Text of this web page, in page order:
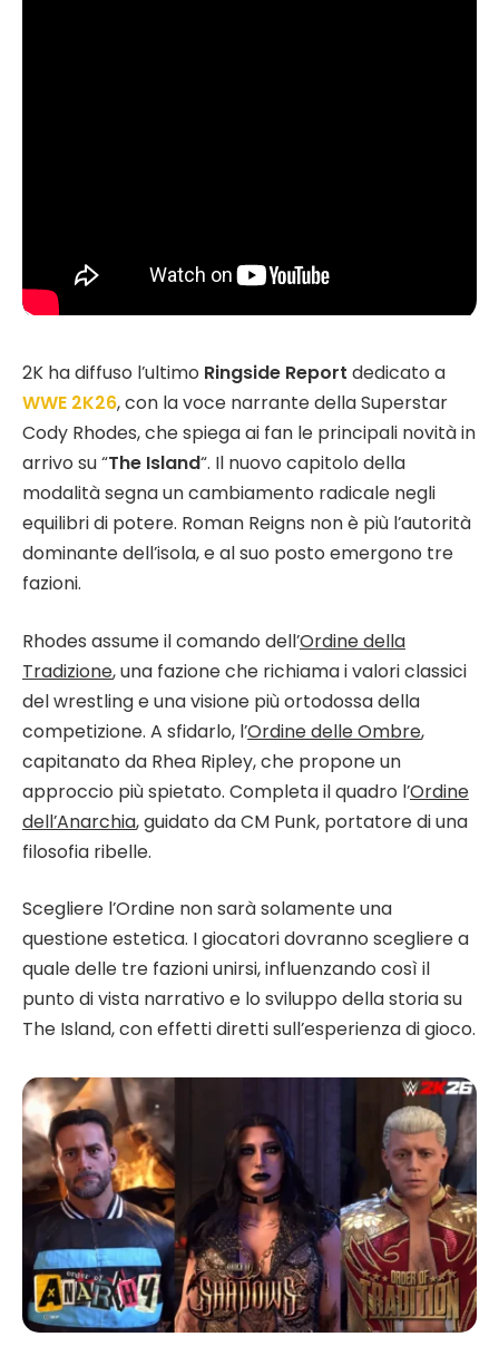
2K ha diffuso l’ultimo Ringside Report dedicato a
WWE 2K26, con la voce narrante della Superstar
Cody Rhodes, che spiega ai fan le principali novità in
arrivo su “The Island“. Il nuovo capitolo della
modalità segna un cambiamento radicale negli
equilibri di potere. Roman Reigns non è più l’autorità
dominante dell’isola, e al suo posto emergono tre
fazioni.
Rhodes assume il comando dell’Ordine della
Tradizione, una fazione che richiama i valori classici
del wrestling e una visione più ortodossa della
competizione. A sfidarlo, l’Ordine delle Ombre,
capitanato da Rhea Ripley, che propone un
approccio più spietato. Completa il quadro l’Ordine
dell’Anarchia, guidato da CM Punk, portatore di una
filosofia ribelle.
Scegliere l’Ordine non sarà solamente una
questione estetica. I giocatori dovranno scegliere a
quale delle tre fazioni unirsi, influenzando così il
punto di vista narrativo e lo sviluppo della storia su
The Island, con effetti diretti sull’esperienza di gioco.